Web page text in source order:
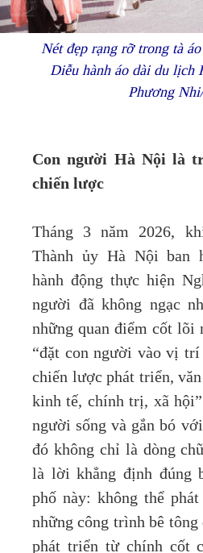
Nét đẹp rạng rỡ trong tà
Diễu hành áo dài du lịch
Phương
Con người Hà Nội là
chiến lược
Tháng 3 năm 2026,
Thành ủy Hà Nội ban
hành động thực hiện
người đã không ngạc
những quan điểm cốt lõi
“đặt con người vào vị
chiến lược phát triển,
kinh tế, chính trị, xã
người sống và gắn bó
đó không chỉ là dòng
là lời khẳng định đúng
phố này: không thể
những công trình bê tông
phát triển từ chính cốt